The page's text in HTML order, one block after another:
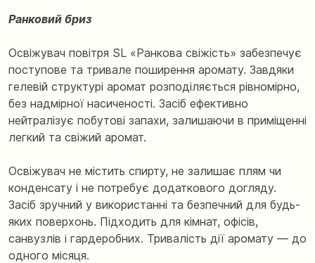
Ранковий бриз
Освіжувач повітря SL «Ранкова свіжість» забезпечує
поступове та тривале поширення аромату. Завдяки
гелевій структурі аромат розподіляється рівномірно,
без надмірної насиченості. Засіб ефективно
нейтралізує побутові запахи, залишаючи в приміщенні
легкий та свіжий аромат.
Освіжувач не містить спирту, не залишає плям чи
конденсату і не потребує додаткового догляду.
Засіб зручний у використанні та безпечний для будь-
яких поверхонь. Підходить для кімнат, офісів,
санвузлів і гардеробних. Тривалість дії аромату — до
одного місяця.